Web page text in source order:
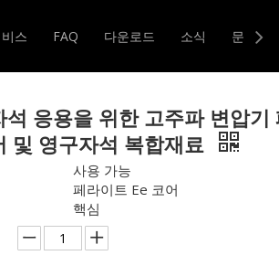
스 FAQ 다운로드 소식 문의하
석 응용을 위한 고주파 변압기
및 영구자석 복합재료
사용 가능
페라이트 Ee 코어
핵심